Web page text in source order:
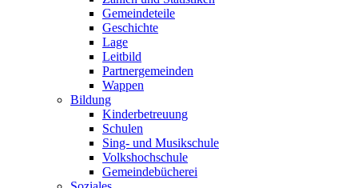
Gemeindeteile
Geschichte
Lage
Leitbild
Partnergemeinden
Wappen
Bildung
Kinderbetreuung
Schulen
Sing- und Musikschule
Volkshochschule
Gemeindebücherei